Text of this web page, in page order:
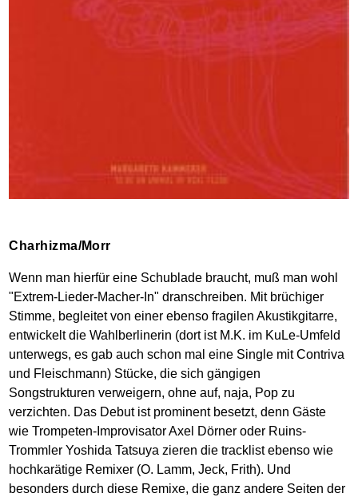
Charhizma/Morr
Wenn man hierfür eine Schublade braucht, muß man wohl
"Extrem-Lieder-Macher-In" dranschreiben. Mit brüchiger
Stimme, begleitet von einer ebenso fragilen Akustikgitarre,
entwickelt die Wahlberlinerin (dort ist M.K. im KuLe-Umfeld
unterwegs, es gab auch schon mal eine Single mit Contriva
und Fleischmann) Stücke, die sich gängigen
Songstrukturen verweigern, ohne auf, naja, Pop zu
verzichten. Das Debut ist prominent besetzt, denn Gäste
wie Trompeten-Improvisator Axel Dörner oder Ruins-
Trommler Yoshida Tatsuya zieren die tracklist ebenso wie
hochkarätige Remixer (O. Lamm, Jeck, Frith). Und
besonders durch diese Remixe, die ganz andere Seiten der